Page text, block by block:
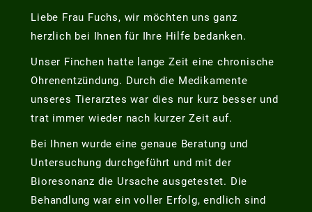
Liebe Frau Fuchs, wir möchten uns ganz
herzlich bei Ihnen für Ihre Hilfe bedanken.
Unser Finchen hatte lange Zeit eine chronische
Ohrenentzündung. Durch die Medikamente
unseres Tierarztes war dies nur kurz besser und
trat immer wieder nach kurzer Zeit auf.
Bei Ihnen wurde eine genaue Beratung und
Untersuchung durchgeführt und mit der
Bioresonanz die Ursache ausgetestet. Die
Behandlung war ein voller Erfolg, endlich sind